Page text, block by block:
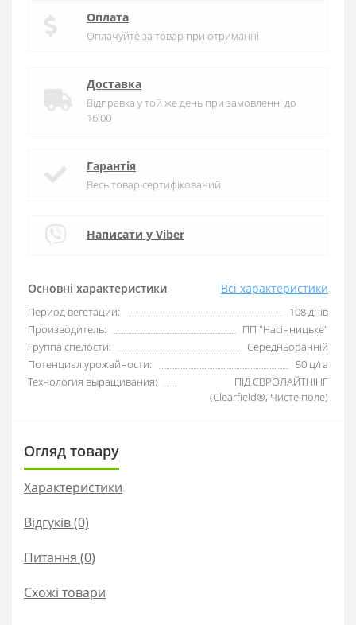
Основні характеристики Всі характеристики
Период вегетации:
108 днів
Производитель:
ПП "Насінницьке"
Группа спелости:
Середньоранній
Потенциал урожайности:
50 ц/га
Технология выращивания:
ПІД ЄВРОЛАЙТНІНГ
(Clearfield®, Чисте поле)
Оплата
Оплачуйте за товар при отриманні
Доставка
Відправка у той же день при замовленні до
16:00
Гарантія
Весь товар сертифікований
Написати у Viber
Огляд товару
Характеристики
Відгуків (0)
Питання (0)
Схожі товари